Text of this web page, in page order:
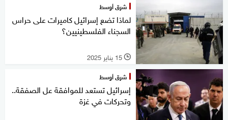
شرق أوسط
لماذا تضع إسرائيل كاميرات على حراس
السجناء الفلسطينيين؟
l 15 يناير 2025
شرق أوسط
إسرائيل تستعد للموافقة عل الصفقة..
وتحركات في غزة